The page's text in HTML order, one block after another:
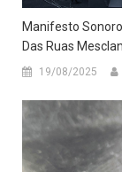
Manifesto
Das Ruas
19/08/2025